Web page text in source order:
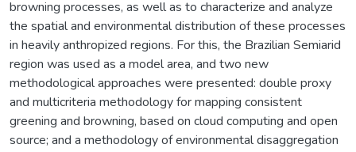
browning processes, as well as to characterize and analyze
the spatial and environmental distribution of these processes
in heavily anthropized regions. For this, the Brazilian Semiarid
region was used as a model area, and two new
methodological approaches were presented: double proxy
and multicriteria methodology for mapping consistent
greening and browning, based on cloud computing and open
source; and a methodology of environmental disaggregation